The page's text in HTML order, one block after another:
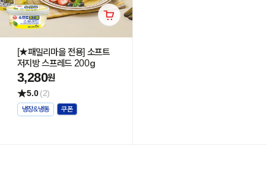
[★패밀리마을 전용] 소프트
저지방 스프레드 200g
3,280원
5.0 (2)
냉장&냉동